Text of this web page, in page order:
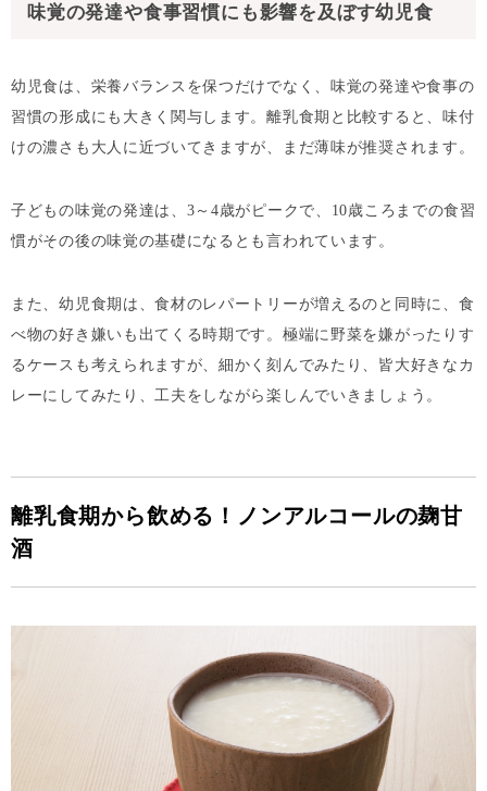
味覚の発達や食事習慣にも影響を及ぼす幼児食
幼児食は、栄養バランスを保つだけでなく、味覚の発達や食事の
習慣の形成にも大きく関与します。離乳食期と比較すると、味付
けの濃さも大人に近づいてきますが、まだ薄味が推奨されます。
子どもの味覚の発達は、3～4歳がピークで、10歳ころまでの食習
慣がその後の味覚の基礎になるとも言われています。
また、幼児食期は、食材のレパートリーが増えるのと同時に、食
べ物の好き嫌いも出てくる時期です。極端に野菜を嫌がったりす
るケースも考えられますが、細かく刻んでみたり、皆大好きなカ
レーにしてみたり、工夫をしながら楽しんでいきましょう。
離乳食期から飲める！ノンアルコールの麹甘
酒